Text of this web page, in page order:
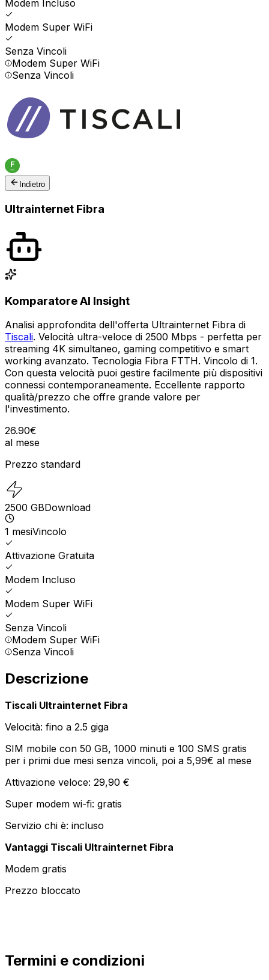
Modem Incluso
Modem Super WiFi
Senza Vincoli
Modem Super WiFi
Senza Vincoli
Indietro
Ultrainternet Fibra
Komparatore AI Insight
Analisi approfondita dell'offerta Ultrainternet Fibra di
Tiscali. Velocità ultra-veloce di 2500 Mbps - perfetta per
streaming 4K simultaneo, gaming competitivo e smart
working avanzato. Tecnologia Fibra FTTH. Vincolo di 1.
Con questa velocità puoi gestire facilmente più dispositivi
connessi contemporaneamente. Eccellente rapporto
qualità/prezzo che offre grande valore per
l'investimento.
26.90€
al mese
Prezzo standard
2500 GBDownload
1 mesiVincolo
Attivazione Gratuita
Modem Incluso
Modem Super WiFi
Senza Vincoli
Modem Super WiFi
Senza Vincoli
Descrizione
Tiscali Ultrainternet Fibra
Velocità: fino a 2.5 giga
SIM mobile con 50 GB, 1000 minuti e 100 SMS gratis
per i primi due mesi senza vincoli, poi a 5,99€ al mese
Attivazione veloce: 29,90 €
Super modem wi-fi: gratis
Servizio chi è: incluso
Vantaggi Tiscali Ultrainternet Fibra
Modem gratis
Prezzo bloccato
Termini e condizioni